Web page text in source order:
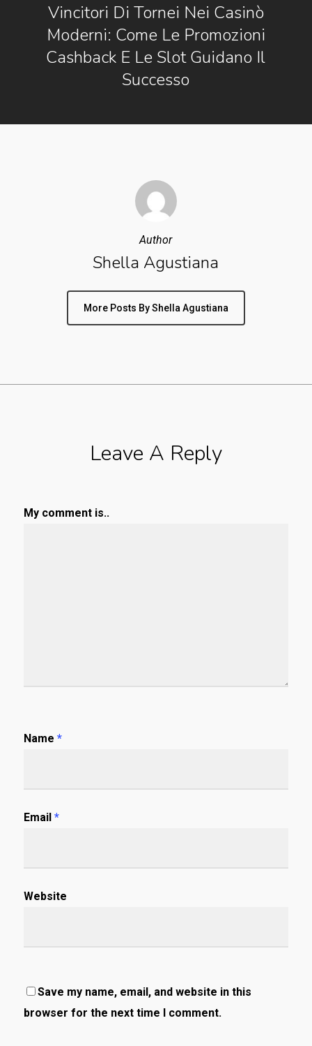
Vincitori Di Tornei Nei Casinò
Moderni: Come Le Promozioni
Cashback E Le Slot Guidano Il
Successo
Author
Shella Agustiana
More Posts By Shella Agustiana
Leave A Reply
My comment is..
Name *
Email *
Website
Save my name, email, and website in this
browser for the next time I comment.